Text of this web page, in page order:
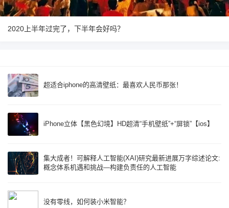
2020上半年过完了，下半年会好吗？
超适合iphone的高清壁纸：最喜欢人民币那张！
iPhone立体【黑色幻境】HD超清“手机壁纸”+“屏锁”【ios】
集大成者！可解释人工智能(XAI)研究最新进展万字综述论文:
概念体系机遇和挑战—构建负责任的人工智能
没有零线，如何装小米智能？